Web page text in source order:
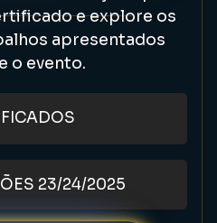
e explore os
apresentados
o evento.
23/24/2025